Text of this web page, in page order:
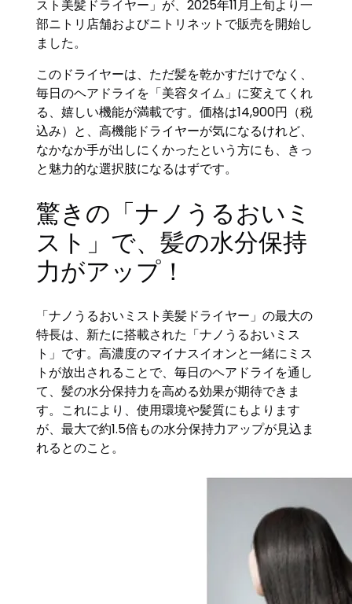
スト美髪ドライヤー」が、2025年11月上旬より一
部ニトリ店舗およびニトリネットで販売を開始し
ました。
このドライヤーは、ただ髪を乾かすだけでなく、
毎日のヘアドライを「美容タイム」に変えてくれ
る、嬉しい機能が満載です。価格は14,900円（税
込み）と、高機能ドライヤーが気になるけれど、
なかなか手が出しにくかったという方にも、きっ
と魅力的な選択肢になるはずです。
驚きの「ナノうるおいミ
スト」で、髪の水分保持
力がアップ！
「ナノうるおいミスト美髪ドライヤー」の最大の
特長は、新たに搭載された「ナノうるおいミス
ト」です。高濃度のマイナスイオンと一緒にミス
トが放出されることで、毎日のヘアドライを通し
て、髪の水分保持力を高める効果が期待できま
す。これにより、使用環境や髪質にもよります
が、最大で約1.5倍もの水分保持力アップが見込ま
れるとのこと。